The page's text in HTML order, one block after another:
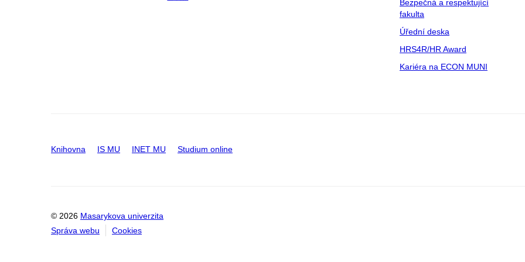
Bezpečná a respektující
fakulta
Úřední deska
HRS4R/HR Award
Kariéra na ECON MUNI
Knihovna IS MU INET MU Studium online
© 2026 Masarykova univerzita
Správa webu
Cookies